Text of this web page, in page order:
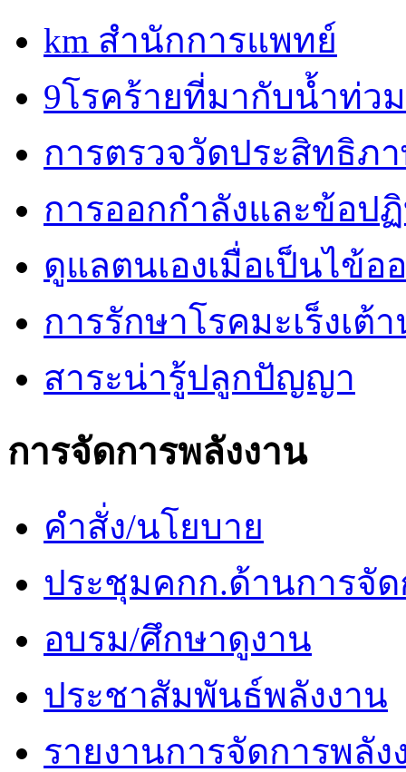
km สำนักการแพทย์
9โรคร้ายที่มากับน้ำท่วม
การตรวจวัดประสิทธิภ
การออกกำลังและข้อป
ดูแลตนเองเมื่อเป็นไข้อ
การรักษาโรคมะเร็งเต้
สาระน่ารู้ปลูกปัญญา
การจัดการพลังงาน
คำสั่ง/นโยบาย
ประชุมคกก.ด้านการจัด
อบรม/ศึกษาดูงาน
ประชาสัมพันธ์พลังงาน
รายงานการจัดการพลัง